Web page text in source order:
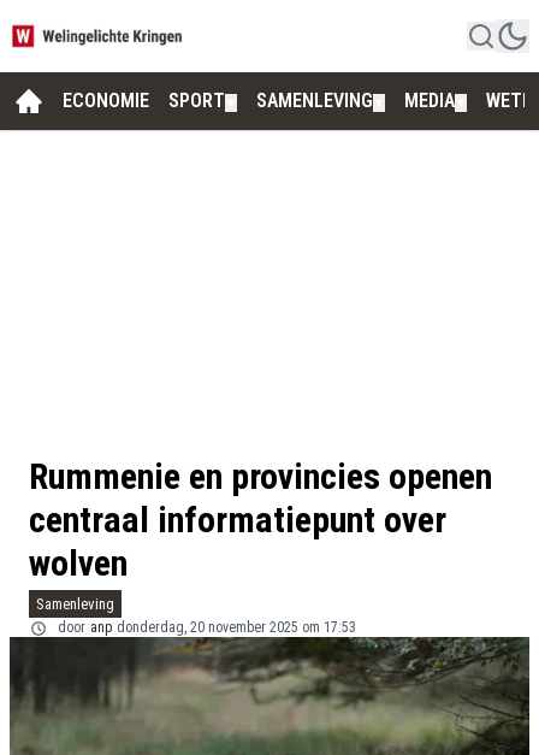
ECONOMIE SPORT SAMENLEVING MEDIA
Rummenie en provincies openen
centraal informatiepunt over
wolven
Samenleving
door anp donderdag, 20 november 2025 om 17:53